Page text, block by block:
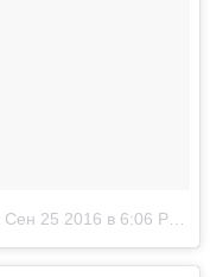
Сен 25 2016 в 6:06 PDT